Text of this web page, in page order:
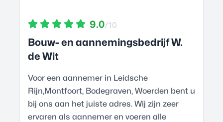
9.0/10
Bouw- en aannemingsbedrijf W.
de Wit
Voor een aannemer in Leidsche
Rijn,Montfoort, Bodegraven, Woerden bent u
bij ons aan het juiste adres. Wij zijn zeer
ervaren als aannemer en voeren alle